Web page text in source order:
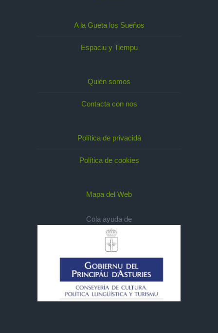
A la Gueta los Sueños
Espaciu y Tiempu
Quién somos
Contacta con nos
Política de privacidá
Política de cookies
Mapa del Web
Cola ayuda de